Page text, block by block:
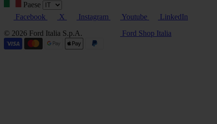
Paese
Facebook
X Instagram Youtube
LinkedIn
© 2026 Ford Italia S.p.A.
Ford Shop Italia